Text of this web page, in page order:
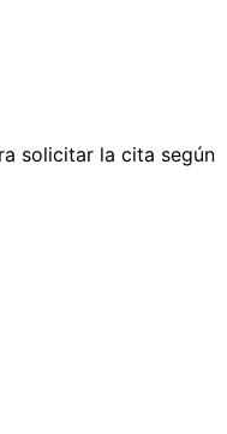
solicitar la cita según